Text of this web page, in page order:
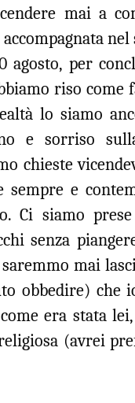
mai a
agosto, per
riso come
lo siamo
e sorriso
chieste
sempre e
Ci siamo
senza
mai
obbedire) che
come era stata
(avrei